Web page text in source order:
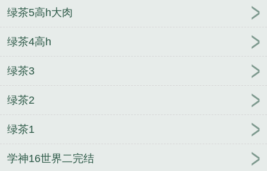
是要睡你相似
就是要睡男
就要睡 就是要睡你 百书楼
就是要睡你
好好睡一觉
就是要睡你全文免
要睡你免费阅读
就是要睡你beac
全文
漂亮少将O被
军A灌满后
（综漫同人）cos暗堕刀剑后
我人没了 非正常死亡·刑侦
三
绿茶5高h大肉
绿茶4高h
绿茶3
绿茶2
绿茶1
学神16世界二完结